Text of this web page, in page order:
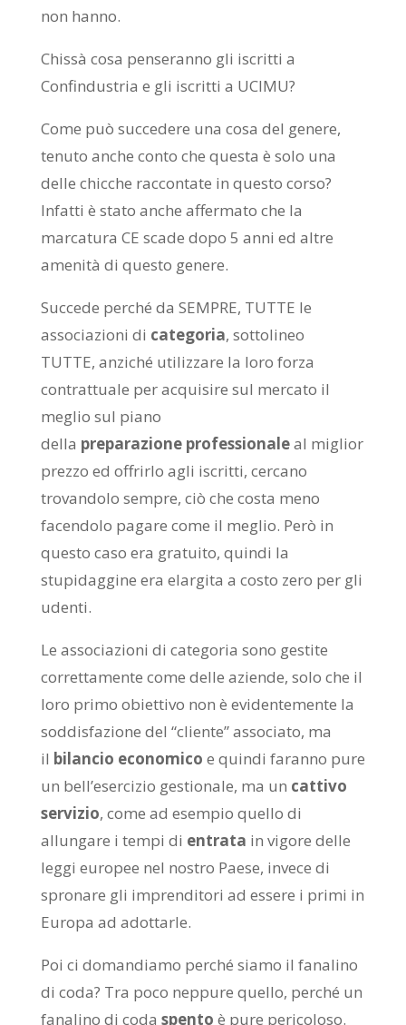
non hanno.
Chissà cosa penseranno gli iscritti a
Confindustria e gli iscritti a UCIMU?
Come può succedere una cosa del genere,
tenuto anche conto che questa è solo una
delle chicche raccontate in questo corso?
Infatti è stato anche affermato che la
marcatura CE scade dopo 5 anni ed altre
amenità di questo genere.
Succede perché da SEMPRE, TUTTE le
associazioni di categoria, sottolineo
TUTTE, anziché utilizzare la loro forza
contrattuale per acquisire sul mercato il
meglio sul piano
della preparazione professionaleal miglior
prezzo ed offrirlo agli iscritti, cercano
trovandolo sempre, ciò che costa meno
facendolo pagare come il meglio. Però in
questo caso era gratuito, quindi la
stupidaggine era elargita a costo zero per gli
udenti.
Le associazioni di categoria sono gestite
correttamente come delle aziende, solo che il
loro primo obiettivo non è evidentemente la
soddisfazione del “cliente” associato, ma
il bilancio economico e quindi faranno pure
un bell’esercizio gestionale, ma un cattivo
servizio, come ad esempio quello di
allungare i tempi di entrata in vigore delle
leggi europee nel nostro Paese, invece di
spronare gli imprenditori ad essere i primi in
Europa ad adottarle.
Poi ci domandiamo perché siamo il fanalino
di coda? Tra poco neppure quello, perché un
fanalino di coda spento è pure pericoloso.